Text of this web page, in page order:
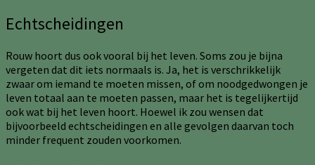
Echtscheidingen
Rouw hoort dus ook vooral bij het leven. Soms zou je bijna
vergeten dat dit iets normaals is. Ja, het is verschrikkelijk
zwaar om iemand te moeten missen, of om noodgedwongen je
leven totaal aan te moeten passen, maar het is tegelijkertijd
ook wat bij het leven hoort. Hoewel ik zou wensen dat
bijvoorbeeld echtscheidingen en alle gevolgen daarvan toch
minder frequent zouden voorkomen.